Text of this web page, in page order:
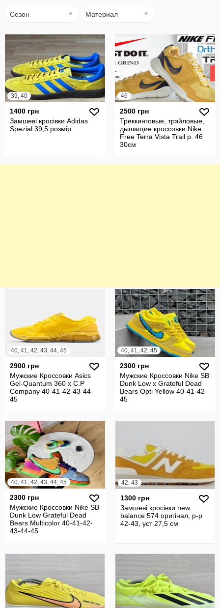
Сезон Материал
39, 40
1400 грн
Замшеві кросівки Adidas
Spezial 39,5 розмір
46
2500 грн
Треккинговые, трэйловые,
дышащие кроссовки Nike
Free Terra Vista Trail р. 46
30см
40, 41, 42, 43, 44, 45
2900 грн
Мужские Кроссовки Asics
Gel-Quantum 360 x C.P
Company 40-41-42-43-44-
45
40, 41, 42, 45
2300 грн
Мужские Кроссовки Nike SB
Dunk Low x Grateful Dead
Bears Opti Yellow 40-41-42-
45
40, 41, 42, 43, 44, 45
2300 грн
Мужские Кроссовки Nike SB
Dunk Low Grateful Dead
Bears Multicolor 40-41-42-
43-44-45
42, 43
1300 грн
Замшеві кросівки new
balance 574 оригінал, р-р
42-43, уст 27,5 cм